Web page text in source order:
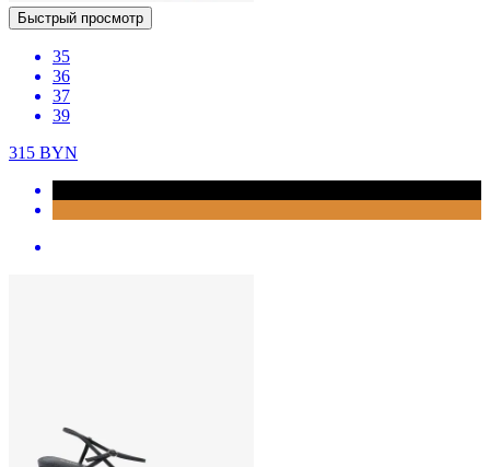
Быстрый просмотр
35
36
37
39
315 BYN